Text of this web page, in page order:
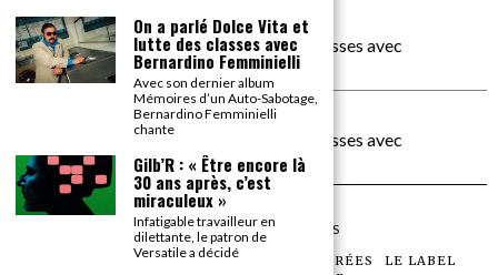
carte noire negra à l'o tiededans
On a parlé Dolce Vita et lutte des classes avec
Bernardino Femminielli
moise et son mascarédans
On a parlé Dolce Vita et lutte des classes avec
Bernardino Femminielli
©2026TOUS DROITS RÉSERVÉS
LES ARTICLES LE MAGAZINE LES SOIRÉES
LE LABEL
On a parlé Dolce Vita et
lutte des classes avec
Bernardino Femminielli
Avec son dernier album
Mémoires d’un Auto-Sabotage,
Bernardino Femminielli
chante
Gilb’R : « Être encore là
30 ans après, c’est
miraculeux »
Infatigable travailleur en
dilettante, le patron de
Versatile a décidé